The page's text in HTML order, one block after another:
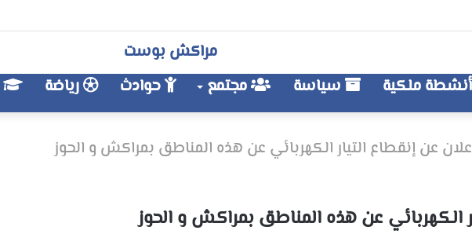
مراكش بوست
أنشطة ملكية سياسة مجتمع حوادث رياضة
عن إنقطاع التيار الكهربائي عن هذه المناطق بمراكش و الحوز
الكهربائي عن هذه المناطق بمراكش و الحوز